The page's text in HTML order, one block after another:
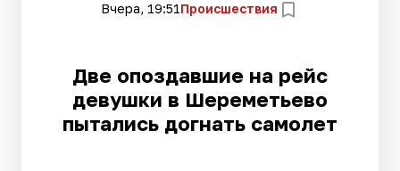
Вчера, 19:51Происшествия
Две опоздавшие на рейс
девушки в Шереметьево
пытались догнать самолет